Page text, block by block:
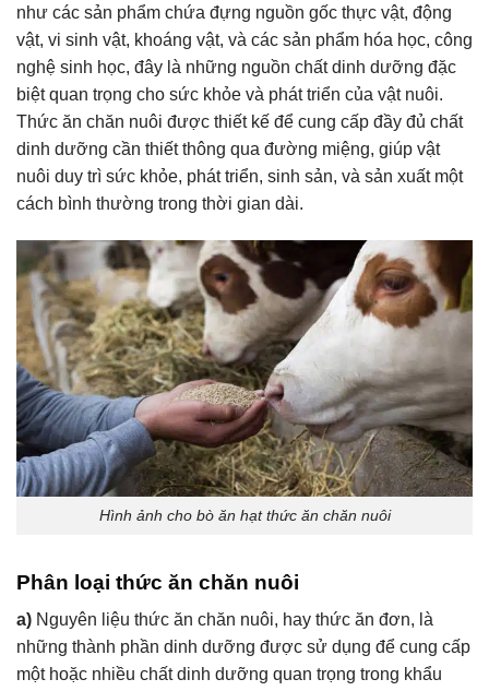
như các sản phẩm chứa đựng nguồn gốc thực vật, động
vật, vi sinh vật, khoáng vật, và các sản phẩm hóa học, công
nghệ sinh học, đây là những nguồn chất dinh dưỡng đặc
biệt quan trọng cho sức khỏe và phát triển của vật nuôi.
Thức ăn chăn nuôi được thiết kế để cung cấp đầy đủ chất
dinh dưỡng cần thiết thông qua đường miệng, giúp vật
nuôi duy trì sức khỏe, phát triển, sinh sản, và sản xuất một
cách bình thường trong thời gian dài.
Hình ảnh cho bò ăn hạt thức ăn chăn nuôi
Phân loại thức ăn chăn nuôi
a) Nguyên liệu thức ăn chăn nuôi, hay thức ăn đơn, là
những thành phần dinh dưỡng được sử dụng để cung cấp
một hoặc nhiều chất dinh dưỡng quan trọng trong khẩu